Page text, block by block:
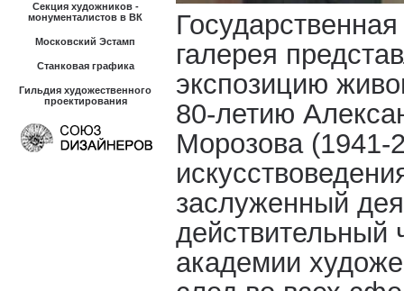
Секция художников -
монументалистов в ВК
Московский Эстамп
Станковая графика
Гильдия художественного
проектирования
галерея
экспозицию
80-летию
Морозова (1941-
заслуженный
действительный
академии